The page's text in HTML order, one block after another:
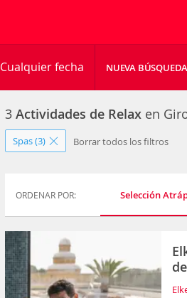
Cualquier fecha NUEVA BÚSQUEDA
3 Actividades de Relax en
Spas (3) Borrar todos los filtros
ORDENAR POR: Selección